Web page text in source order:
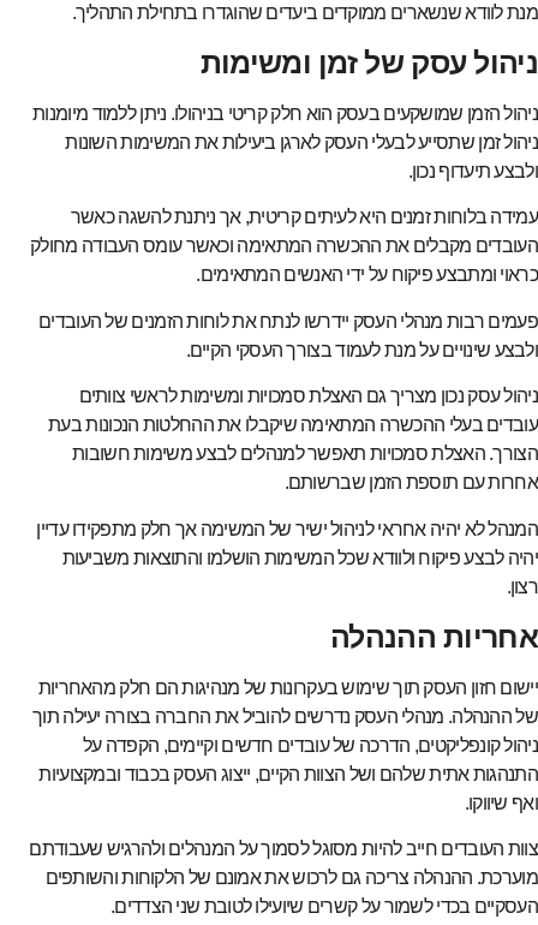
מנת לוודא שנשארים ממוקדים ביעדים שהוגדרו בתחילת התהליך.
ניהול עסק של זמן ומשימות
ניהול הזמן שמושקעים בעסק הוא חלק קריטי בניהולו. ניתן ללמוד מיומנות
ניהול זמן שתסייע לבעלי העסק לארגן ביעילות את המשימות השונות
ולבצע תיעדוף נכון.
עמידה בלוחות זמנים היא לעיתים קריטית, אך ניתנת להשגה כאשר
העובדים מקבלים את ההכשרה המתאימה וכאשר עומס העבודה מחולק
כראוי ומתבצע פיקוח על ידי האנשים המתאימים.
פעמים רבות מנהלי העסק יידרשו לנתח את לוחות הזמנים של העובדים
ולבצע שינויים על מנת לעמוד בצורך העסקי הקיים.
ניהול עסק נכון מצריך גם האצלת סמכויות ומשימות לראשי צוותים
עובדים בעלי ההכשרה המתאימה שיקבלו את ההחלטות הנכונות בעת
הצורך. האצלת סמכויות תאפשר למנהלים לבצע משימות חשובות
אחרות עם תוספת הזמן שברשותם.
המנהל לא יהיה אחראי לניהול ישיר של המשימה אך חלק מתפקידו עדיין
יהיה לבצע פיקוח ולוודא שכל המשימות הושלמו והתוצאות משביעות
רצון.
אחריות ההנהלה
יישום חזון העסק תוך שימוש בעקרונות של מנהיגות הם חלק מהאחריות
של ההנהלה. מנהלי העסק נדרשים להוביל את החברה בצורה יעילה תוך
ניהול קונפליקטים, הדרכה של עובדים חדשים וקיימים, הקפדה על
התנהגות אתית שלהם ושל הצוות הקיים, ייצוג העסק בכבוד ובמקצועיות
ואף שיווקו.
צוות העובדים חייב להיות מסוגל לסמוך על המנהלים ולהרגיש שעבודתם
מוערכת. ההנהלה צריכה גם לרכוש את אמונם של הלקוחות והשותפים
העסקיים בכדי לשמור על קשרים שיועילו לטובת שני הצדדים.